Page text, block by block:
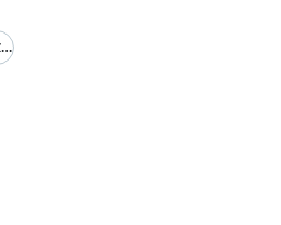
BU-Versicherung Rüsselsheim Bad Homburg Wetzlar